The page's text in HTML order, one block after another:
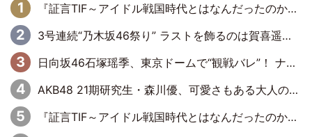
『証言TIF～アイドル戦国時代とはなんだったのか～』第6回：でんぱ組.inc・古川未鈴×相沢梨紗「『ハロプロやりたかったな』って言ったら、夢眠ねむさんに『てめえはでんぱ組．incなんだよ！』って肩パンされて(笑)」
3号連続“乃木坂46祭り” ラストを飾るのは賀喜遥香…5年ぶりの登場に「5年分大人になった私を見ていただけたら」
日向坂46石塚瑶季、東京ドームで“観戦バレ”！ ナイツ・塙も認めた「巨人に詳しすぎるアイドル」は元VENUSスクール生で杉内コーチ推し⁉
AKB48 21期研究生・森川優、可愛さもある大人の女性に
『証言TIF～アイドル戦国時代とはなんだったのか～』第10回：さくら学院・武藤彩未×飯田らうら「正直、中3で辞めるというのを信じてなくて。そう言われてはいたけど、嘘でしょって」